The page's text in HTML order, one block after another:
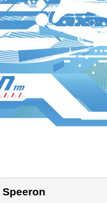
Speeron